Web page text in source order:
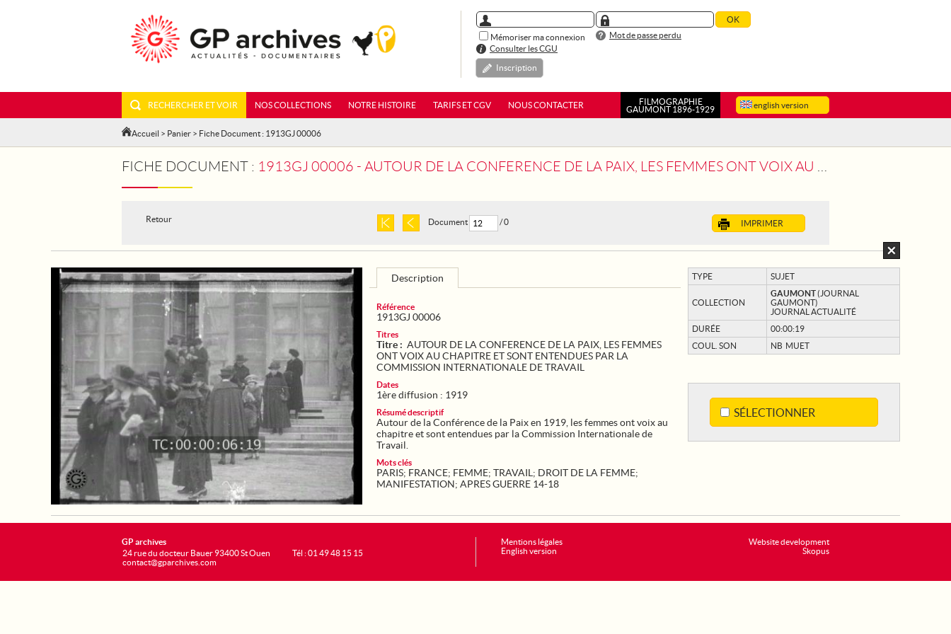
Mémoriser ma connexion
Mot de passe perdu
Consulter les CGU
Inscription
english version
RECHERCHER ET VOIR NOS COLLECTIONS NOTRE HISTOIRE TARIFS ET CGV NOUS CONTACTER
FILMOGRAPHIE
GAUMONT 1896-1929
Accueil > Panier > Fiche Document : 1913GJ 00006
FICHE DOCUMENT : 1913GJ 00006 - AUTOUR DE LA CONFERENCE DE LA PAIX, LES FEMMES ONT VOIX AU CHAPITRE ET SONT ENTENDUES PAR LA COMMISSION INTERNATIONALE DE TRAVAIL
Retour IMPRIMER
Document / 0
TYPE SUJET
COLLECTION
GAUMONT(JOURNAL
GAUMONT)
JOURNAL ACTUALITÉ
DURÉE
00:00:19
COUL. SON
NB MUET
SÉLECTIONNER
Description
Référence
1913GJ 00006
Titres
Titre : AUTOUR DE LA CONFERENCE DE LA PAIX, LES FEMMES
ONT VOIX AU CHAPITRE ET SONT ENTENDUES PAR LA
COMMISSION INTERNATIONALE DE TRAVAIL
Dates
1ère diffusion : 1919
Résumé descriptif
Autour de la Conférence de la Paix en 1919, les femmes ont voix au
chapitre et sont entendues par la Commission Internationale de
Travail.
Mots clés
PARIS; FRANCE; FEMME; TRAVAIL ; DROIT DE LA FEMME;
MANIFESTATION; APRES GUERRE 14-18
Website development
Skopus
GP archives
24 rue du docteur Bauer 93400 St Ouen
contact@gparchives.com
Tél : 01 49 48 15 15
Mentions légales
English version